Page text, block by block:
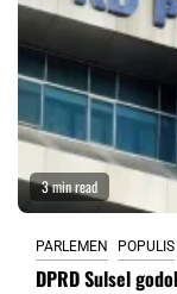
3 min read
PARLEMEN POPULIS
DPRD Sulsel